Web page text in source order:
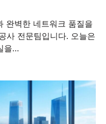
완벽한 네트워크 품질을
사 전문팀입니다. 오늘은
을…